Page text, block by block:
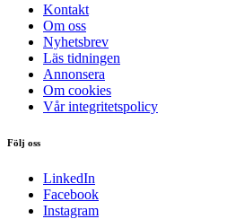
Kontakt
Om oss
Nyhetsbrev
Läs tidningen
Annonsera
Om cookies
Vår integritetspolicy
Följ oss
LinkedIn
Facebook
Instagram